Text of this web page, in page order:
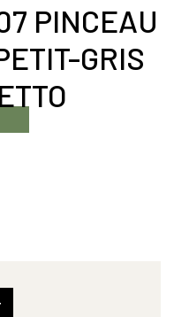
PINCEAU
GRIS